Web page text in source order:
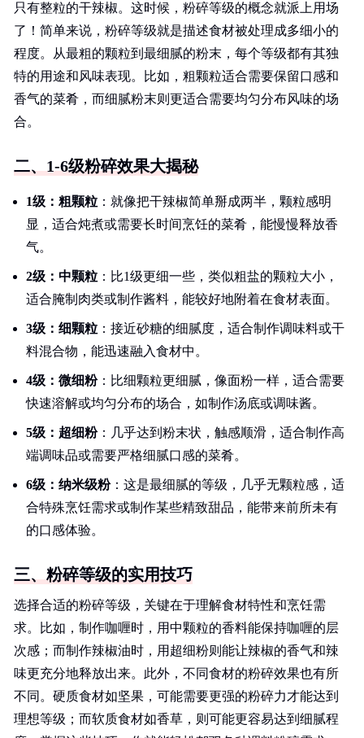
只有整粒的干辣椒。这时候，粉碎等级的概念就派上用场
了！简单来说，粉碎等级就是描述食材被处理成多细小的
程度。从最粗的颗粒到最细腻的粉末，每个等级都有其独
特的用途和风味表现。比如，粗颗粒适合需要保留口感和
香气的菜肴，而细腻粉末则更适合需要均匀分布风味的场
合。
二、1-6级粉碎效果大揭秘
1级：粗颗粒 ：就像把干辣椒简单掰成两半，颗粒感明
显，适合炖煮或需要长时间烹饪的菜肴，能慢慢释放香
气。
2级：中颗粒 ：比1级更细一些，类似粗盐的颗粒大小，
适合腌制肉类或制作酱料，能较好地附着在食材表面。
3级：细颗粒 ：接近砂糖的细腻度，适合制作调味料或干
料混合物，能迅速融入食材中。
4级：微细粉：比细颗粒更细腻，像面粉一样，适合需要
快速溶解或均匀分布的场合，如制作汤底或调味酱。
5级：超细粉：几乎达到粉末状，触感顺滑，适合制作高
端调味品或需要严格细腻口感的菜肴。
6级：纳米级粉：这是最细腻的等级，几乎无颗粒感，适
合特殊烹饪需求或制作某些精致甜品，能带来前所未有
的口感体验。
三、粉碎等级的实用技巧
选择合适的粉碎等级，关键在于理解食材特性和烹饪需
求。比如，制作咖喱时，用中颗粒的香料能保持咖喱的层
次感；而制作辣椒油时，用超细粉则能让辣椒的香气和辣
味更充分地释放出来。此外，不同食材的粉碎效果也有所
不同。硬质食材如坚果，可能需要更强的粉碎力才能达到
理想等级；而软质食材如香草，则可能更容易达到细腻程